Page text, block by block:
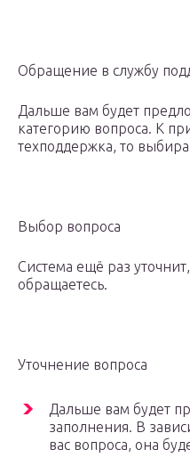
Обращение в службу
Дальше вам будет
категорию вопроса. К
техподдержка, то
Выбор вопроса
Система ещё раз
обращаетесь.
Уточнение вопроса
Дальше вам будет
заполнения. В
вас вопроса, она